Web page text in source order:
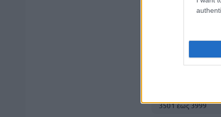
πιστωθέν
διαμονής
3501 έως 3999